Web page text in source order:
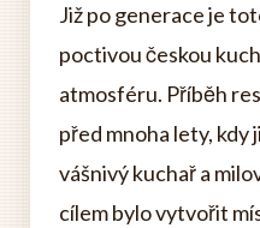
Již po generace je
poctivou českou
atmosféru. Příběh
před mnoha lety, kdy
vášnivý kuchař a
cílem bylo vytvořit